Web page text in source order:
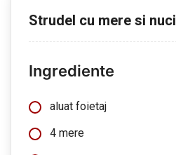
Strudel cu mere si nuci
Ingrediente
aluat foietaj
4 mere